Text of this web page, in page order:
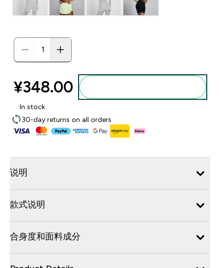
¥348.00‎
In stock
30-day returns on all orders
说明
款式说明
合身度和面料成分